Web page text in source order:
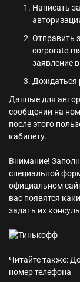
Написать
Отправить
заявление
Дождаться
Данные для
сообщении на
после этого
кабинету.
Внимание!
специальной
официальном
вас появятся
задать их
Читайте также:
номер телефона